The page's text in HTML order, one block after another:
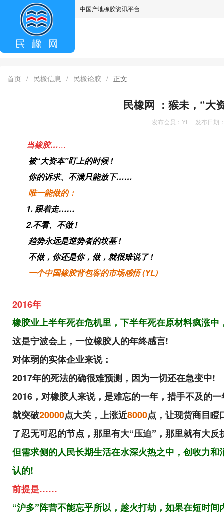
中国产地橡胶资讯平台
首页 / 民橡信息 / 民橡论胶 / 正文
民橡网 ：猴未，“大
发布会员：YL 发布日
当橡胶……
被“大资本”盯上的时候 !
你的诉求、不满只能放下……
唯一能做的：
1. 跟着走……
2.不看、不做 !
趋势永远是逆势者的坟墓 !
不做，你还是你，做，就很难说了 !
一个中国橡胶背包客的市场感悟 (YL)
2016年
橡胶业上半年死在危机里，下半年死在原材料疯涨
这是宁波会上，一位橡胶人的年终感言!
对体弱的实体企业来说：
2017年的死法的确很难预测，因为一切还在急变中!
2016，对橡胶人来说，是难忘的一年，措手不及的
就突破20000点大关，上涨近8000点 ， 让现货商目瞪
了忍无可忍的节点，那里有大“压迫”，那里就有大
但需求侧的人民长期生活在水深火热之中，创收力
认的!
前提是……
“沪多”阵营不能忘乎所以，趁火打劫，如果在短时